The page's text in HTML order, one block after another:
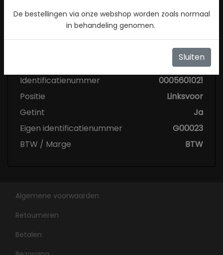
Specificaties
Nieuw
Identificatienummer
0005601021
Positie
Linksvoor
Getint
Ja
Eigen identificatienummer
G00023
BTW / Marge
BTW
Algemene voorwaarden
Retourneren
Betalen
De bestellingen via onze webshop worden zoals normaal
in behandeling genomen.
Sluiten